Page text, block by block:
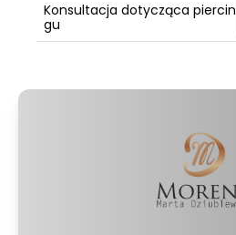
Konsultacja dotycząca piercin
gu